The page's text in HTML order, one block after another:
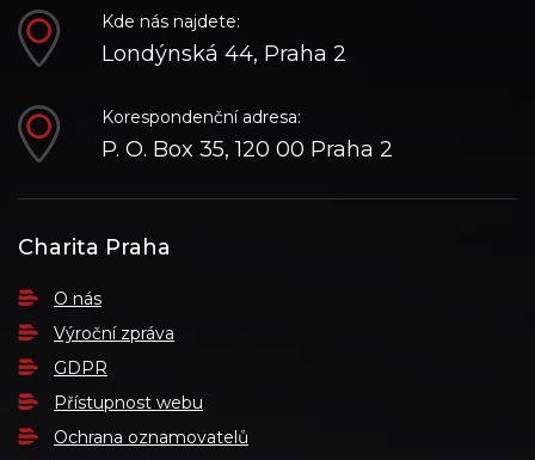
Kde nás najdete:
Londýnská 44, Praha 2
Korespondenční adresa:
P. O. Box 35, 120 00 Praha 2
Charita Praha
O nás
Výroční zpráva
GDPR
Přístupnost webu
Ochrana oznamovatelů